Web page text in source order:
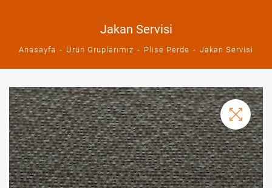
Jakan Servisi
Anasayfa Ürün Gruplarımız Plise Perde Jakan Servisi